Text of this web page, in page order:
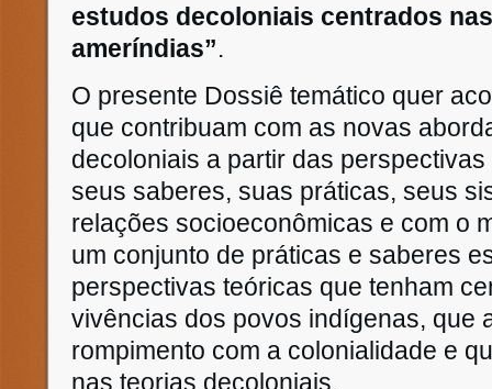
estudos decoloniais centrados
ameríndias”.
O presente Dossiê temático quer
que contribuam com as novas
decoloniais a partir das
seus saberes, suas práticas, seus
relações socioeconômicas e com o
um conjunto de práticas e saberes
perspectivas teóricas que tenham
vivências dos povos indígenas, que
rompimento com a colonialidade e
nas teorias decoloniais.